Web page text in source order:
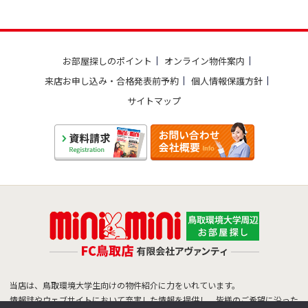
お部屋探しのポイント
オンライン物件案内
来店お申し込み・合格発表前予約
個人情報保護方針
サイトマップ
当店は、鳥取環境大学生向けの物件紹介に力をいれています。
情報誌やウェブサイトにおいて充実した情報を提供し、皆様のご希望に沿った